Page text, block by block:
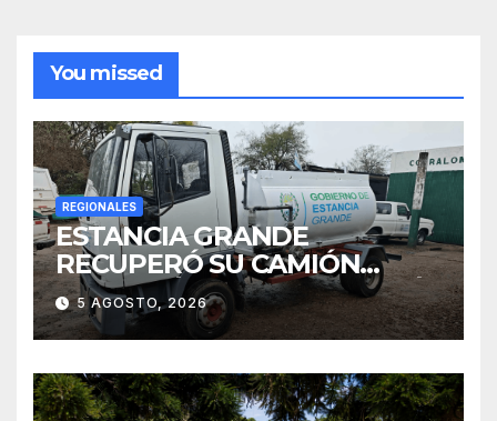
You missed
REGIONALES
ESTANCIA GRANDE
RECUPERÓ SU CAMIÓN
ATMOSFÉRICO Y MEJORARÁ
EL SERVICIO DE
SANEAMIENTO PARA LOS
VECINOS
5 AGOSTO, 2026